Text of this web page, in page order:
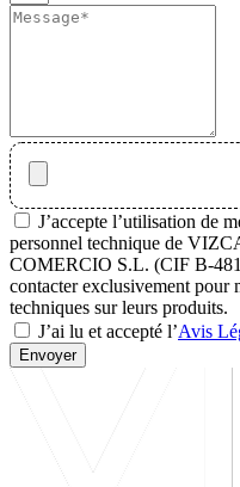
J’accepte l’utilisation de
personnel technique de
COMERCIO S.L. (CIF B-
contacter exclusivement pour
techniques sur leurs produits.
J’ai lu et accepté l’Avis
Envoyer